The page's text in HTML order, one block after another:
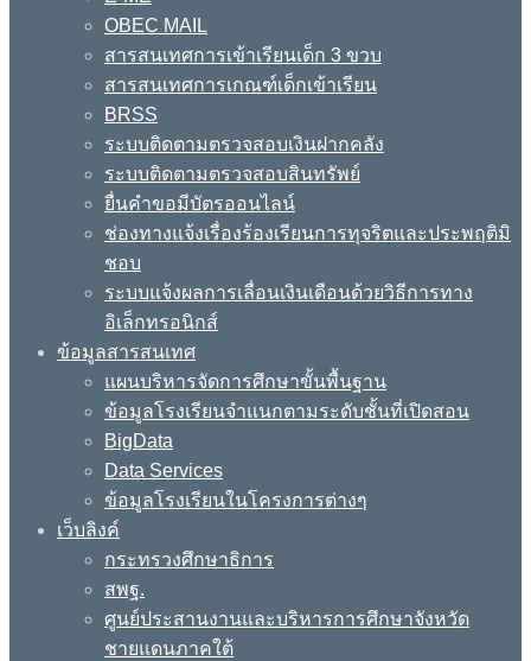
OBEC MAIL
สารสนเทศการเข้าเรียนเด็ก 3 ขวบ
สารสนเทศการเกณฑ์เด็กเข้าเรียน
BRSS
ระบบติดตามตรวจสอบเงินฝากคลัง
ระบบติดตามตรวจสอบสินทรัพย์
ยื่นคำขอมีบัตรออนไลน์
ช่องทางแจ้งเรื่องร้องเรียนการทุจริตและประพฤติมิ
ชอบ
ระบบแจ้งผลการเลื่อนเงินเดือนด้วยวิธีการทาง
อิเล็กทรอนิกส์
ข้อมูลสารสนเทศ
แผนบริหารจัดการศึกษาขั้นพื้นฐาน
ข้อมูลโรงเรียนจำแนกตามระดับชั้นที่เปิดสอน
BigData
Data Services
ข้อมูลโรงเรียนในโครงการต่างๆ
เว็บลิงค์
กระทรวงศึกษาธิการ
สพฐ.
ศูนย์ประสานงานและบริหารการศึกษาจังหวัด
ชายแดนภาคใต้